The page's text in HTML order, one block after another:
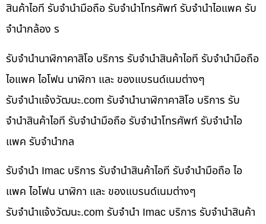
สินค้าไอที รับจำนำมือถือ รับจำนำโทรศัพท์ รับจำนำไอแพค รับ
จำนำกล้อง ร
รับจำนำนาฬิกาคาสิโอ บริการ รับจำนำสินค้าไอที รับจำนำมือถือ
ไอแพค ไอโฟน นาฬิกา และ ของแบรนด์เนมต่างๆ
รับจํานําแจ้งวัฒนะ.com รับจำนำนาฬิกาคาสิโอ บริการ รับ
จำนำสินค้าไอที รับจำนำมือถือ รับจำนำโทรศัพท์ รับจำนำไอ
แพค รับจำนำกล
รับจำนำ Imac บริการ รับจำนำสินค้าไอที รับจำนำมือถือ ไอ
แพค ไอโฟน นาฬิกา และ ของแบรนด์เนมต่างๆ
รับจํานําแจ้งวัฒนะ.com รับจำนำ Imac บริการ รับจำนำสินค้า